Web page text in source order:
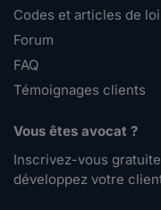
Codes et articles de loi
Forum
FAQ
Témoignages clients
Vous êtes avocat ?
Inscrivez-vous
développez votre